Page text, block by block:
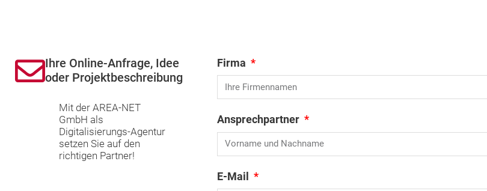
Ihre Online-Anfrage, Idee
oder Projektbeschreibung
Mit der AREA-NET
GmbH als
Digitalisierungs-Agentur
setzen Sie auf den
richtigen Partner!
Firma
Ansprechpartner
E-Mail